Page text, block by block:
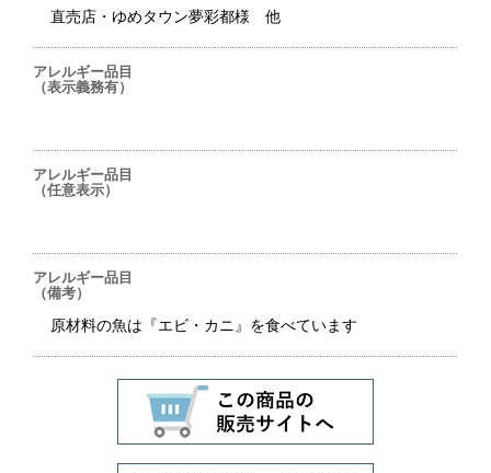
直売店・ゆめタウン夢彩都様 他
アレルギー品目
（表示義務有）
アレルギー品目
（任意表示）
アレルギー品目
（備考）
原材料の魚は『エビ・カニ』を食べています